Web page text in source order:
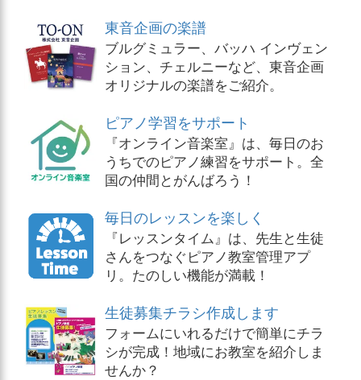
東音企画の楽譜
ブルグミュラー、バッハ インヴェン
ション、チェルニーなど、東音企画
オリジナルの楽譜をご紹介。
ピアノ学習をサポート
『オンライン音楽室』は、毎日のお
うちでのピアノ練習をサポート。全
国の仲間とがんばろう！
毎日のレッスンを楽しく
『レッスンタイム』は、先生と生徒
さんをつなぐピアノ教室管理アプ
リ。たのしい機能が満載！
生徒募集チラシ作成します
フォームにいれるだけで簡単にチラ
シが完成！地域にお教室を紹介しま
せんか？